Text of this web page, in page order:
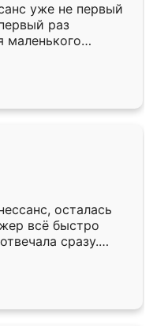
уже не первый
раз
маленького
,во второй раз
очень
быстрая,
разнообразный.
потребуется из
только здесь.
осталась
всё быстро
сразу.
подошёл к
Собрали
аккуратно, даже